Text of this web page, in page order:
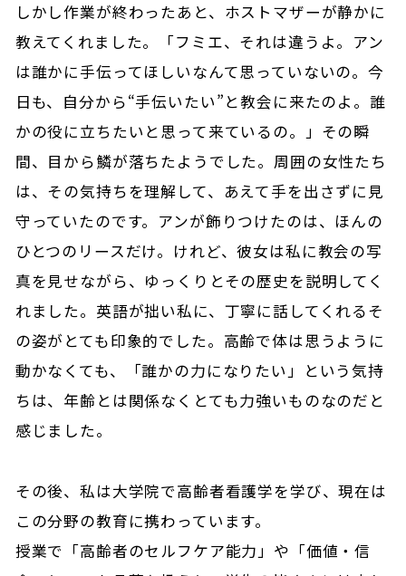
しかし作業が終わったあと、ホストマザーが静かに
教えてくれました。「フミエ、それは違うよ。アン
は誰かに手伝ってほしいなんて思っていないの。今
日も、自分から“手伝いたい”と教会に来たのよ。誰
かの役に立ちたいと思って来ているの。」その瞬
間、目から鱗が落ちたようでした。周囲の女性たち
は、その気持ちを理解して、あえて手を出さずに見
守っていたのです。アンが飾りつけたのは、ほんの
ひとつのリースだけ。けれど、彼女は私に教会の写
真を見せながら、ゆっくりとその歴史を説明してく
れました。英語が拙い私に、丁寧に話してくれるそ
の姿がとても印象的でした。高齢で体は思うように
動かなくても、「誰かの力になりたい」という気持
ちは、年齢とは関係なくとても力強いものなのだと
感じました。
その後、私は大学院で高齢者看護学を学び、現在は
この分野の教育に携わっています。
授業で「高齢者のセルフケア能力」や「価値・信